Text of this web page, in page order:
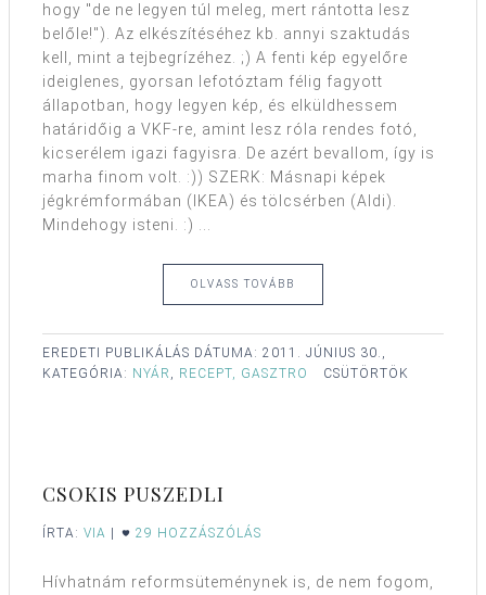
hogy "de ne legyen túl meleg, mert rántotta lesz
belőle!"). Az elkészítéséhez kb. annyi szaktudás
kell, mint a tejbegrízéhez. ;) A fenti kép egyelőre
ideiglenes, gyorsan lefotóztam félig fagyott
állapotban, hogy legyen kép, és elküldhessem
határidőig a VKF-re, amint lesz róla rendes fotó,
kicserélem igazi fagyisra. De azért bevallom, így is
marha finom volt. :)) SZERK: Másnapi képek
jégkrémformában (IKEA) és tölcsérben (Aldi).
Mindehogy isteni. :) ...
OLVASS TOVÁBB
EREDETI PUBLIKÁLÁS DÁTUMA: 2011. JÚNIUS 30.,
CSÜTÖRTÖK
KATEGÓRIA: NYÁR , RECEPT, GASZTRO
CSOKIS PUSZEDLI
ÍRTA: VIA 29 HOZZÁSZÓLÁS
Hívhatnám reformsüteménynek is, de nem fogom,